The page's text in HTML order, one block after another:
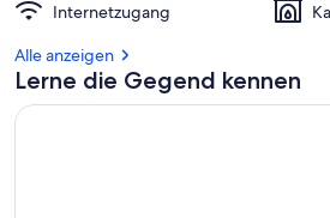
Internetzugang
Alle anzeigen
Lerne die Gegend kennen